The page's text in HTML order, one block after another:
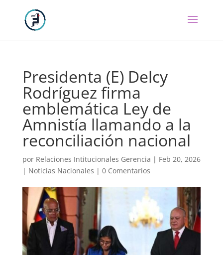
Presidenta (E) Delcy
Rodríguez firma
emblemática Ley de
Amnistía llamando a la
reconciliación nacional
por Relaciones Intitucionales Gerencia | Feb 20, 2026
| Noticias Nacionales | 0 Comentarios